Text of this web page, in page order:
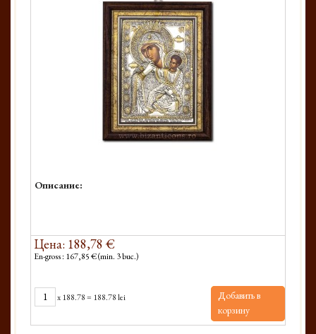
Описание:
Цена: 188,78 €
En-gross : 167,85 € (min. 3 buc.)
x188.78= 188.78 lei
Добавить в
корзину